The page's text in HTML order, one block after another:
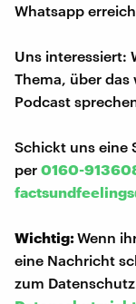
Whatsapp
Uns interessiert:
Thema, über
Podcast
Schickt uns eine
per 0160-
Wichtig:Wenn
eine Nachricht
zum